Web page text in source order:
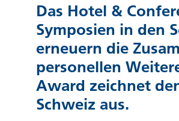
Das Hotel &
Symposien in den
erneuern die
personellen
Award zeichnet
Schweiz aus.